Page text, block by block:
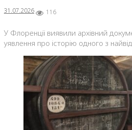
31.07.2026 116
У Флоренції виявили архівний
уявлення про історію одного з